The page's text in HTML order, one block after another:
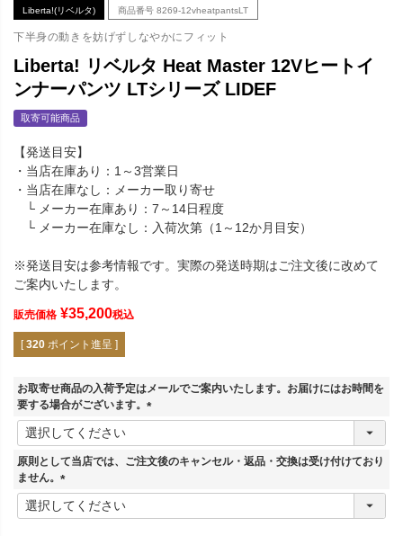
Liberta!(リベルタ) 商品番号 8269-12vheatpantsLT
下半身の動きを妨げずしなやかにフィット
Liberta! リベルタ Heat Master 12Vヒートイ
ンナーパンツ LTシリーズ LIDEF
取寄可能商品
【発送目安】
・当店在庫あり：1～3営業日
・当店在庫なし：メーカー取り寄せ
└ メーカー在庫あり：7～14日程度
└ メーカー在庫なし：入荷次第（1～12か月目安）
※発送目安は参考情報です。実際の発送時期はご注文後に改めて
ご案内いたします。
販売価格 ¥35,200税込
[ 320 ポイント進呈 ]
お取寄せ商品の入荷予定はメールでご案内いたします。お届けにはお時間を
要する場合がございます。
(
須
原則として当店では、ご注文後のキャンセル・返品・交換は受け付けており
ません。
(
必